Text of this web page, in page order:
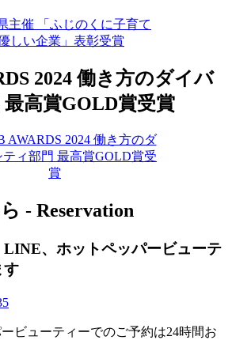
2024 働き方のダイバ
高賞GOLD賞受賞
- Reservation
LINE、ホットペッパービューテ
す
ビューティーでのご予約は24時間お